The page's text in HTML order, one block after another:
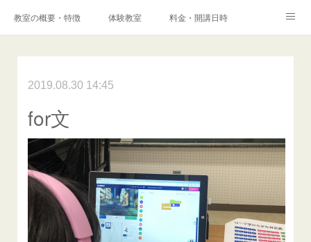
教室の概要・特徴 体験教室 料金・開講日時
港南台プログラミング教室コンテスト・検定
保護者様からの声
Instagram Facebook Q&A お問い合わせ
採用情報
2019.08.30 14:45
for文